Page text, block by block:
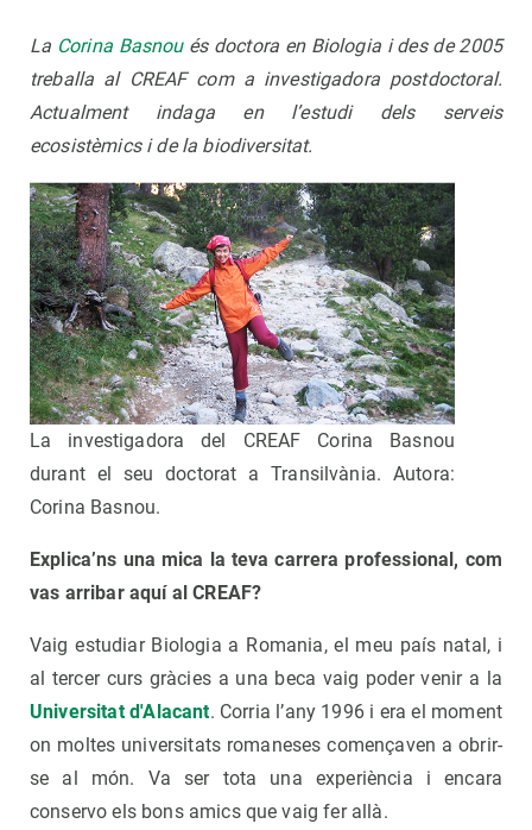
La Corina Basnoués doctora en Biologia i des de 2005
treballa al CREAF com a investigadora postdoctoral.
Actualment indaga en l’estudi dels serveis
ecosistèmics i de la biodiversitat.
La investigadora del CREAF Corina Basnou
durant el seu doctorat a Transilvània. Autora:
Corina Basnou.
Explica’ns una mica la teva carrera professional, com
vas arribar aquí al CREAF?
Vaig estudiar Biologia a Romania, el meu país natal, i
al tercer curs gràcies a una beca vaig poder venir a la
Universitat d'Alacant. Corria l’any 1996 i era el moment
on moltes universitats romaneses començaven a obrir-
se al món. Va ser tota una experiència i encara
conservo els bons amics que vaig fer allà.